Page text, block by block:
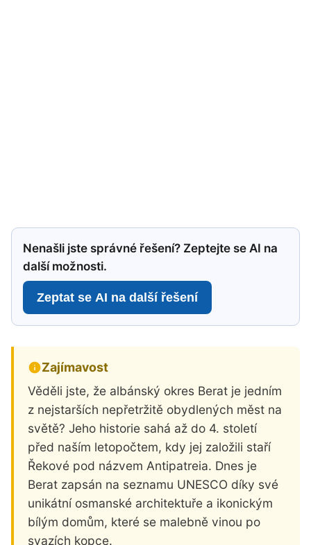
Nenašli jste správné řešení? Zeptejte se AI na
další možnosti.
Zeptat se AI na další řešení
Zajímavost
Věděli jste, že albánský okres Berat je jedním
z nejstarších nepřetržitě obydlených měst na
světě? Jeho historie sahá až do 4. století
před naším letopočtem, kdy jej založili staří
Řekové pod názvem Antipatreia. Dnes je
Berat zapsán na seznamu UNESCO díky své
unikátní osmanské architektuře a ikonickým
bílým domům, které se malebně vinou po
svazích kopce.